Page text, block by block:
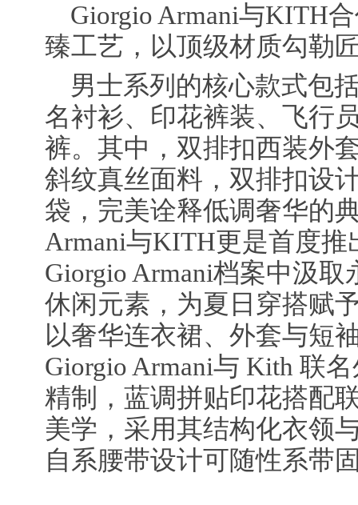
Giorgio Armani与KITH
臻工艺，以顶级材质勾勒
男士系列的核心款式包
名衬衫、印花裤装、飞行
裤。其中，双排扣西装外
斜纹真丝面料，双排扣设
袋，完美诠释低调奢华的
Armani与KITH更是首度
Giorgio Armani档案中汲
休闲元素，为夏日穿搭赋
以奢华连衣裙、外套与短
Giorgio Armani与 Kith 联
精制，蓝调拼贴印花搭配
美学，采用其结构化衣领
自系腰带设计可随性系带